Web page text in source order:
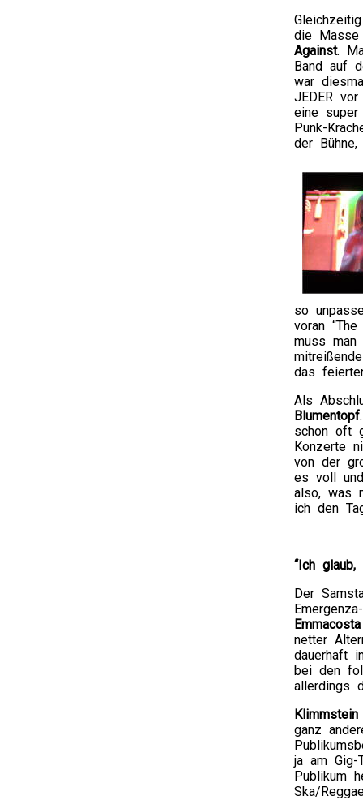
die
Against.
Band auf
war
JEDER
eine super
Punk-
der
so
voran
muss
das
Als
Blumentopf
schon oft
Konzerte
von der
es voll
also, was
ich den
“Ich
Der
Emmacosta
netter
dauerhaft
bei den
allerdings
Klimmstein
ganz
ja am
Publikum
Ska/